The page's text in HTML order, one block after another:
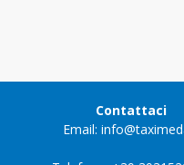
Contattaci
Email: